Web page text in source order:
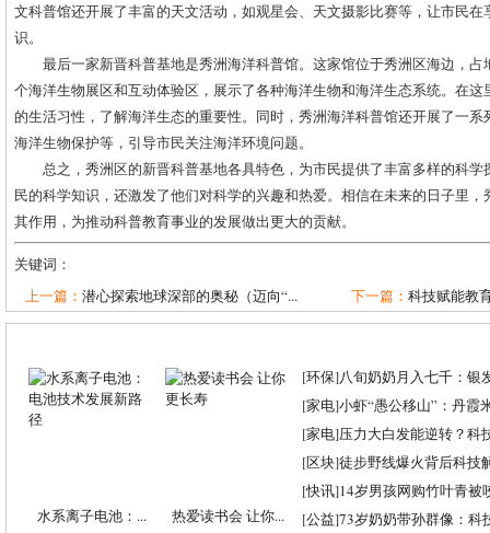
文科普馆还开展了丰富的天文活动，如观星会、天文摄影比赛等，让市民
识。
最后一家新晋科普基地是秀洲海洋科普馆。这家馆位于秀洲区海边，
个海洋生物展区和互动体验区，展示了各种海洋生物和海洋生态系统。在
的生活习性，了解海洋生态的重要性。同时，秀洲海洋科普馆还开展了一
海洋生物保护等，引导市民关注海洋环境问题。
总之，秀洲区的新晋科普基地各具特色，为市民提供了丰富多样的科
民的科学知识，还激发了他们对科学的兴趣和热爱。相信在未来的日子里
其作用，为推动科普教育事业的发展做出更大的贡献。
关键词：
上一篇： 潜心探索地球深部的奥秘（迈向“... 下一篇： 科技赋能教
水系离子电池：... 热爱读书会 让你...
[环保]八旬奶奶月入七千：银
[家电]小虾“愚公移山”：丹霞
[家电]压力大白发能逆转？科
[区块]徒步野线爆火背后科技
[快讯]14岁男孩网购竹叶青被
[公益]73岁奶奶带孙群像：科